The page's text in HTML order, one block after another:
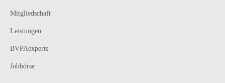
Mitgliedschaft
Leistungen
BVPAexperts
Jobbörse